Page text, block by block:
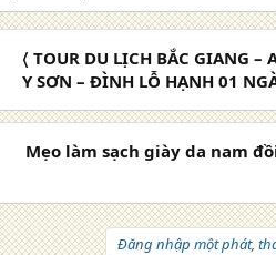
〈 TOUR DU LỊCH BẮC GIANG –
Y SƠN – ĐÌNH LỖ HẠNH 01
Mẹo làm sạch giày da nam
Đăng nhập một phát,